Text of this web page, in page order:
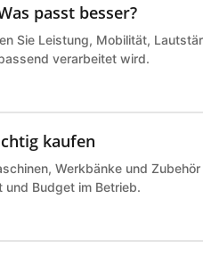
passt besser?
Sie Leistung, Mobilität,
verarbeitet wird.
kaufen
Werkbänke und
und Budget im Betrieb.